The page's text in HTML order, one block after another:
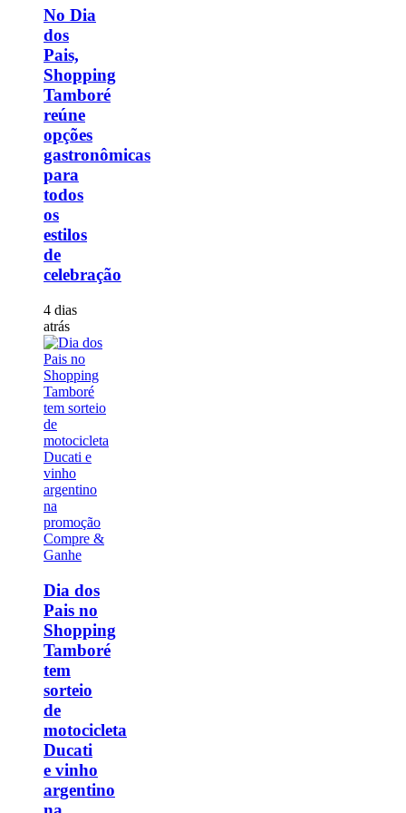
No Dia
dos
Pais,
Shopping
Tamboré
reúne
opções
gastronômicas
para
todos
os
estilos
de
celebração
4 dias
atrás
Dia dos
Pais no
Shopping
Tamboré
tem
sorteio
de
motocicleta
Ducati
e vinho
argentino